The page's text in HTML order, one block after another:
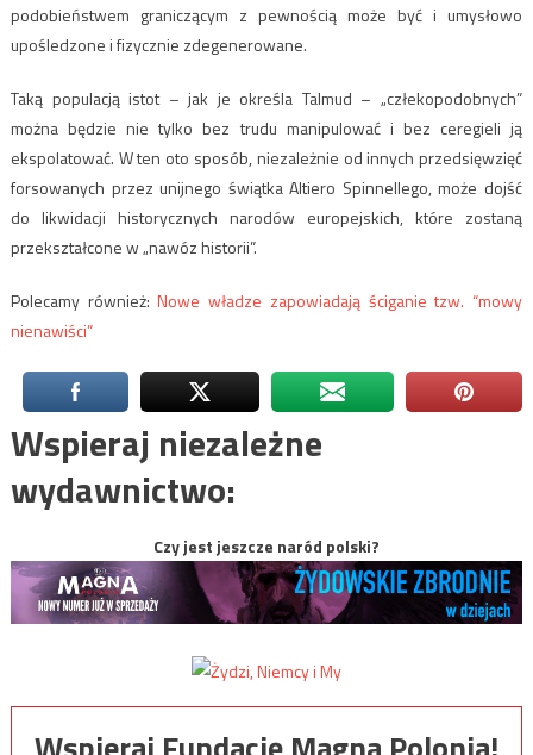
podobieństwem graniczącym z pewnością może być i umysłowo
upośledzone i fizycznie zdegenerowane.
Taką populacją istot – jak je określa Talmud – „człekopodobnych”
można będzie nie tylko bez trudu manipulować i bez ceregieli ją
ekspolatować. W ten oto sposób, niezależnie od innych przedsięwzięć
forsowanych przez unijnego świątka Altiero Spinnellego, może dojść
do likwidacji historycznych narodów europejskich, które zostaną
przekształcone w „nawóz historii”.
Polecamy również:Nowe władze zapowiadają ściganie tzw. “mowy
nienawiści”
Wspieraj niezależne
wydawnictwo:
Czy jest jeszcze naród polski?